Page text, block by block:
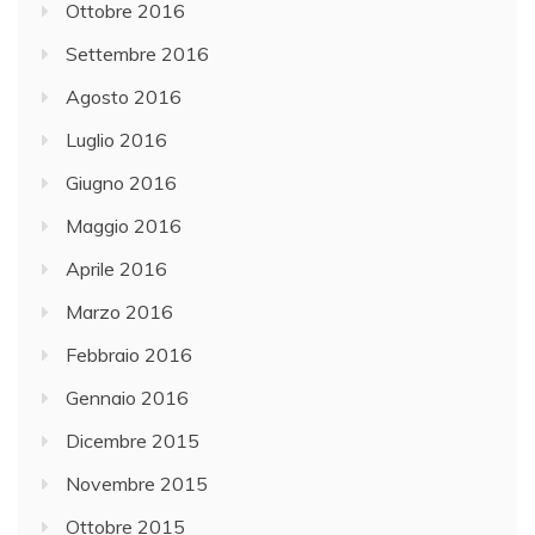
Ottobre 2016
Settembre 2016
Agosto 2016
Luglio 2016
Giugno 2016
Maggio 2016
Aprile 2016
Marzo 2016
Febbraio 2016
Gennaio 2016
Dicembre 2015
Novembre 2015
Ottobre 2015